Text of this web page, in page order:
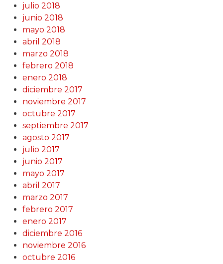
julio 2018
junio 2018
mayo 2018
abril 2018
marzo 2018
febrero 2018
enero 2018
diciembre 2017
noviembre 2017
octubre 2017
septiembre 2017
agosto 2017
julio 2017
junio 2017
mayo 2017
abril 2017
marzo 2017
febrero 2017
enero 2017
diciembre 2016
noviembre 2016
octubre 2016